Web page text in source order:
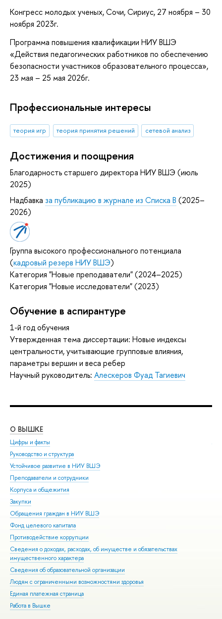
Конгресс молодых ученых, Сочи, Сириус, 27 ноября – 30
ноября 2023г.
Программа повышения квалификации НИУ ВШЭ
«Действия педагогических работников по обеспечению
безопасности участников образовательного процесса»,
23 мая – 25 мая 2026г.
Профессиональные интересы
теория игр теория принятия решений сетевой анализ
Достижения и поощрения
Благодарность старшего директора НИУ ВШЭ (июль
2025)
Надбавка за публикацию в журнале из Списка B (2025–
2026)
Группа высокого профессионального потенциала
(кадровый резерв НИУ ВШЭ)
Категория "Новые преподаватели" (2024–2025)
Категория "Новые исследователи" (2023)
Обучение в аспирантуре
1-й год обучения
Утвержденная тема диссертации: Новые индексы
центральности, учитывающие групповые влияния,
параметры вершин и веса ребер
Научный руководитель: Алескеров Фуад Тагиевич
О ВЫШКЕ
Цифры и факты
Руководство и структура
Устойчивое развитие в НИУ ВШЭ
Преподаватели и сотрудники
Корпуса и общежития
Закупки
Обращения граждан в НИУ ВШЭ
Фонд целевого капитала
Противодействие коррупции
Сведения о доходах, расходах, об имуществе и обязательствах
имущественного характера
Сведения об образовательной организации
Людям с ограниченными возможностями здоровья
Единая платежная страница
Работа в Вышке